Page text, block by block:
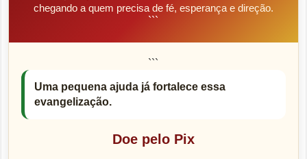
chegando a quem precisa de fé, esperança e direção.
```
```
Uma pequena ajuda já fortalece essa
evangelização.
Doe pelo Pix